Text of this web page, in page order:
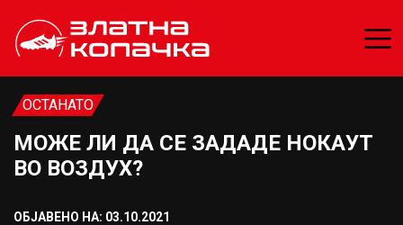
ОСТАНАТО
МОЖЕ ЛИ ДА СЕ ЗАДАДЕ НОКАУТ
ВО ВОЗДУХ?
ОБЈАВЕНО НА: 03.10.2021